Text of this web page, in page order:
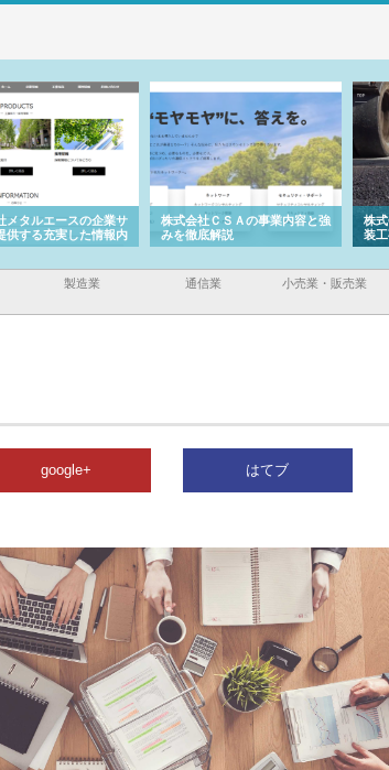
メタルエースの企業サ
供する充実した情報内
株式会社ＣＳＡの事業内容と強
みを徹底解説
株
装
製造業 通信業 小売業・販売業
google+ はてブ